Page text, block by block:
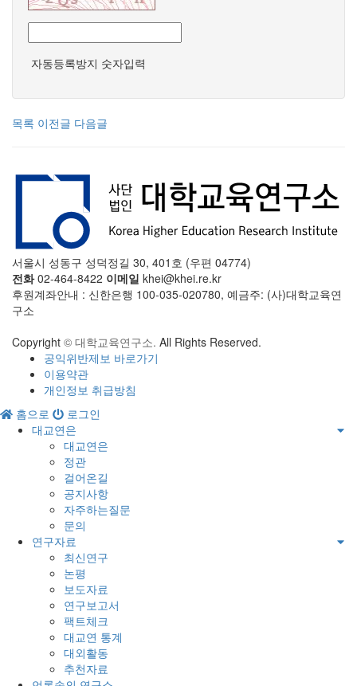
자동등록방지 숫자입력
목록 이전글 다음글
서울시 성동구 성덕정길 30, 401호 (우편 04774)
전화02-464-8422 이메일 khei@khei.re.kr
후원계좌안내 : 신한은행 100-035-020780, 예금주: (사)대학교육연
구소
Copyright © 대학교육연구소. All Rights Reserved.
공익위반제보 바로가기
이용약관
개인정보 취급방침
홈으로
로그인
대교연은
대교연은
정관
걸어온길
공지사항
자주하는질문
문의
연구자료
최신연구
논평
보도자료
연구보고서
팩트체크
대교연 통계
대외활동
추천자료